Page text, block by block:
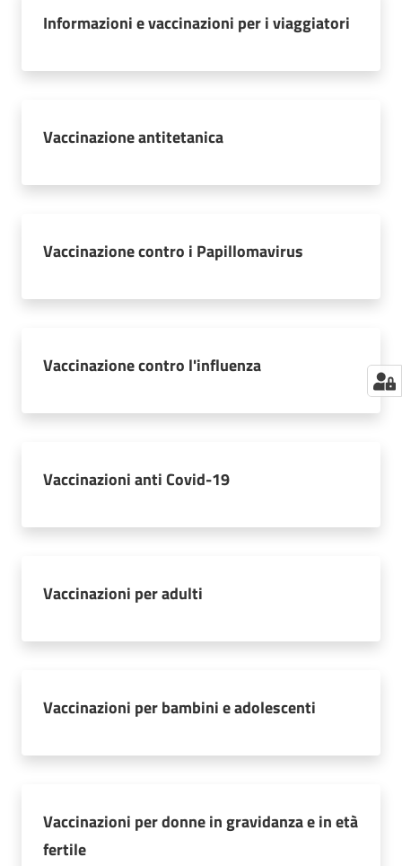
Informazioni e vaccinazioni per i viaggiatori
Vaccinazione antitetanica
Vaccinazione contro i Papillomavirus
Vaccinazione contro l'influenza
Vaccinazioni anti Covid-19
Vaccinazioni per adulti
Vaccinazioni per bambini e adolescenti
Vaccinazioni per donne in gravidanza e in età
fertile